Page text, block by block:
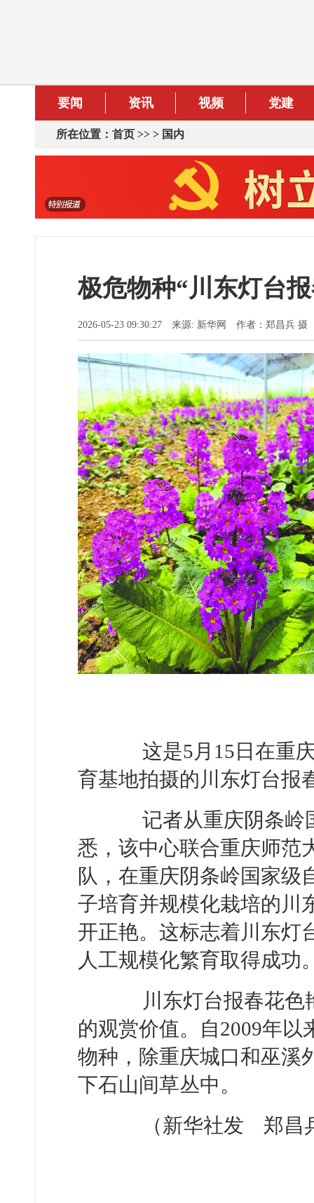
要闻 资讯 视频 党建
所在位置： 首页 >> > 国内
极危物种“川东灯台
2026-05-23 09:30:27 来源: 新华网 作者：郑昌兵 摄
这是5月15日在重庆
育基地拍摄的川东灯台报
记者从重庆阴条岭
悉，该中心联合重庆师范
队，在重庆阴条岭国家级
子培育并规模化栽培的川
开正艳。这标志着川东灯
人工规模化繁育取得成功
川东灯台报春花色
的观赏价值。自2009年
物种，除重庆城口和巫溪
下石山间草丛中。
（新华社发 郑昌